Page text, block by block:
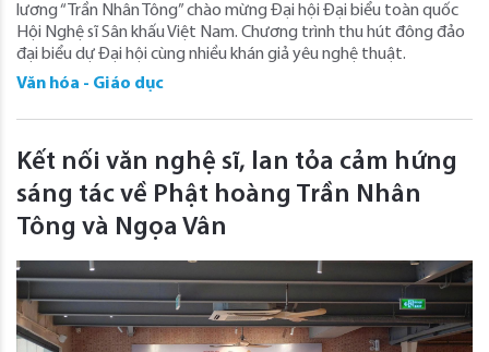
lương “Trần Nhân Tông” chào mừng Đại hội Đại biểu toàn quốc
Hội Nghệ sĩ Sân khấu Việt Nam. Chương trình thu hút đông đảo
đại biểu dự Đại hội cùng nhiều khán giả yêu nghệ thuật.
Văn hóa - Giáo dục
Kết nối văn nghệ sĩ, lan tỏa cảm hứng
sáng tác về Phật hoàng Trần Nhân
Tông và Ngọa Vân